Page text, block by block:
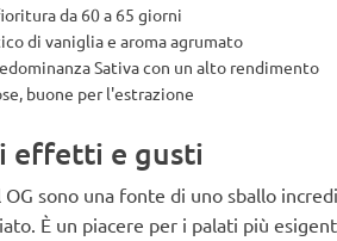
da 60 a 65 giorni
di vaniglia e aroma agrumato
Sativa con un alto rendimento
buone per l'estrazione
effetti e gusti
OG sono una fonte di uno sballo
È un piacere per i palati più